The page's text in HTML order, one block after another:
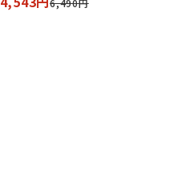
6,490円